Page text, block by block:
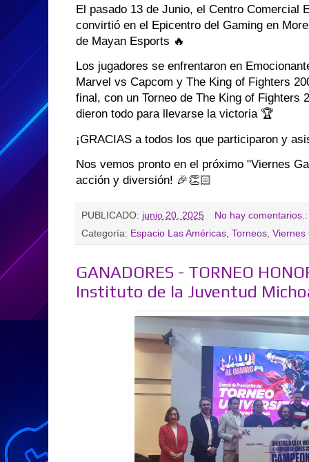
El pasado 13 de Junio, el Centro Comercial
convirtió en el Epicentro del Gaming en
de Mayan Esports 🔥
Los jugadores se enfrentaron en
Marvel vs Capcom y The King of Fighters
final, con un Torneo de The King of Fighters
dieron todo para llevarse la victoria 🏆
¡GRACIAS a todos los que participaron y
Nos vemos pronto en el próximo "Viernes
acción y diversión! 🎉👏🏻
PUBLICADO: junio 20, 2025
No hay
Categoría: Espacio Las Américas, Torneos, Viernes
GANADORES - TORNEO
Instituto de la Juventud